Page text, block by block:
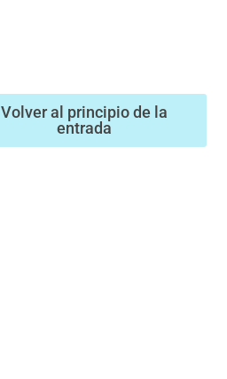
Volver al principio de la
entrada